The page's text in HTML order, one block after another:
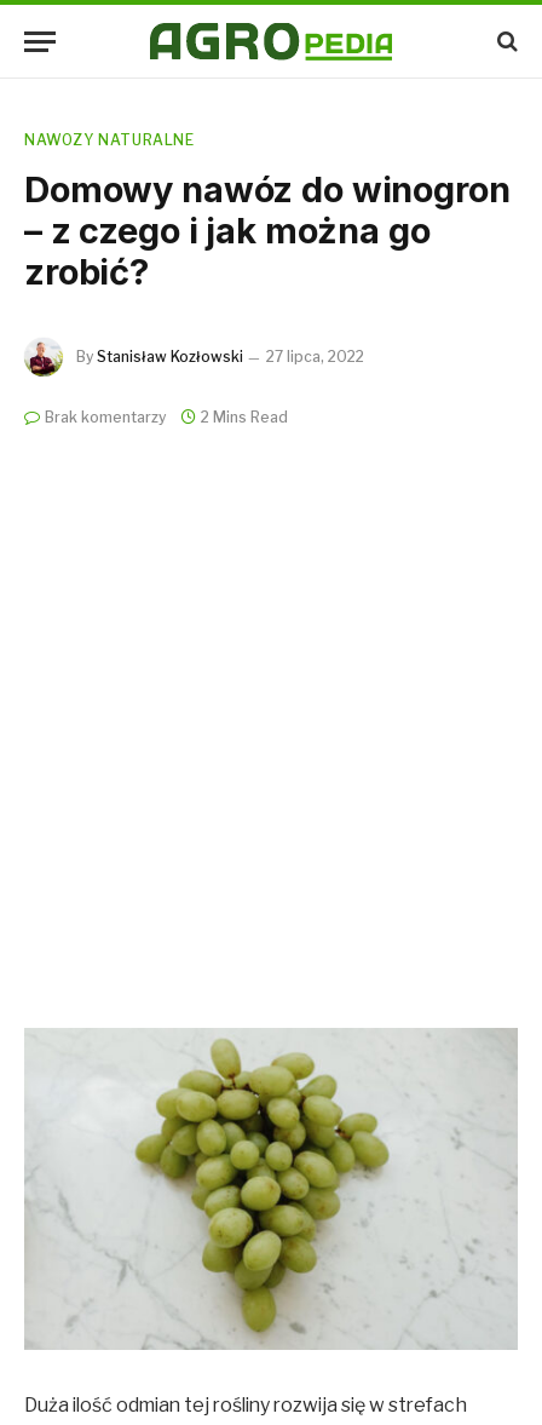
NAWOZY NATURALNE
Domowy nawóz do winogron
– z czego i jak można go
zrobić?
By Stanisław Kozłowski 27 lipca, 2022
Brak komentarzy 2 Mins Read
Duża ilość odmian tej rośliny rozwija się w strefach